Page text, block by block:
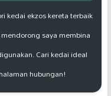
kedai ekzos kereta terbaik
saya membina
Cari kedai ideal
hubungan!